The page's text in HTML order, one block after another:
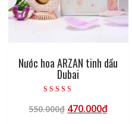
Nước hoa ARZAN tinh dầu
Dubai
5.00
5 sao
550.000₫ Giá
470.000₫Giá